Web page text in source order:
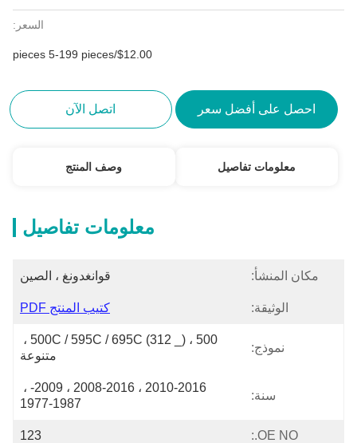
السعر:
$12.00/pieces 5-199 pieces
احصل على أفضل سعر اتصل الآن
معلومات تفاصيل وصف المنتج
معلومات تفاصيل
مكان المنشأ: قوانغدونغ ، الصين
الوثيقة: كتيب المنتج PDF
نموذج:
500 ، 500C / 595C / 695C (312 _) ،
متنوعة
سنة:
2010-2016 ، 2008-2016 ، 2009- ،
1977-1987
OE NO.:
123